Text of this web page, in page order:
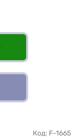
Код: F-1665